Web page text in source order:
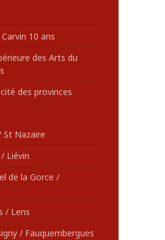
10 ans
des Arts du
des provinces
St Nazaire
Liévin
de la Gorce /
/ Lens
/ Fauquembergues